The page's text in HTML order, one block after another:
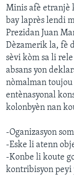
Minis afè etranjè
bay laprès lendi
Prezidan Juan
Dèzamerik la, fè
sèvi kòm sa li
absans yon
nòmalman toujou
entènasyonal
kolonbyèn nan
-Oganizasyon
-Eske li atenn
-Konbe li koute
kontribisyon peyi